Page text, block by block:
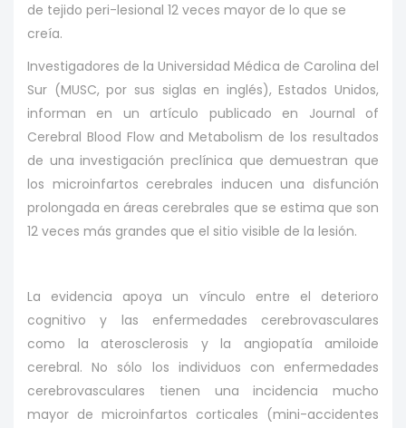
de tejido peri-lesional 12 veces mayor de lo que se
creía.
Investigadores de la Universidad Médica de Carolina del
Sur (MUSC, por sus siglas en inglés), Estados Unidos,
informan en un artículo publicado en Journal of
Cerebral Blood Flow and Metabolism de los resultados
de una investigación preclínica que demuestran que
los microinfartos cerebrales inducen una disfunción
prolongada en áreas cerebrales que se estima que son
12 veces más grandes que el sitio visible de la lesión.
La evidencia apoya un vínculo entre el deterioro
cognitivo y las enfermedades cerebrovasculares
como la aterosclerosis y la angiopatía amiloide
cerebral. No sólo los individuos con enfermedades
cerebrovasculares tienen una incidencia mucho
mayor de microinfartos corticales (mini-accidentes